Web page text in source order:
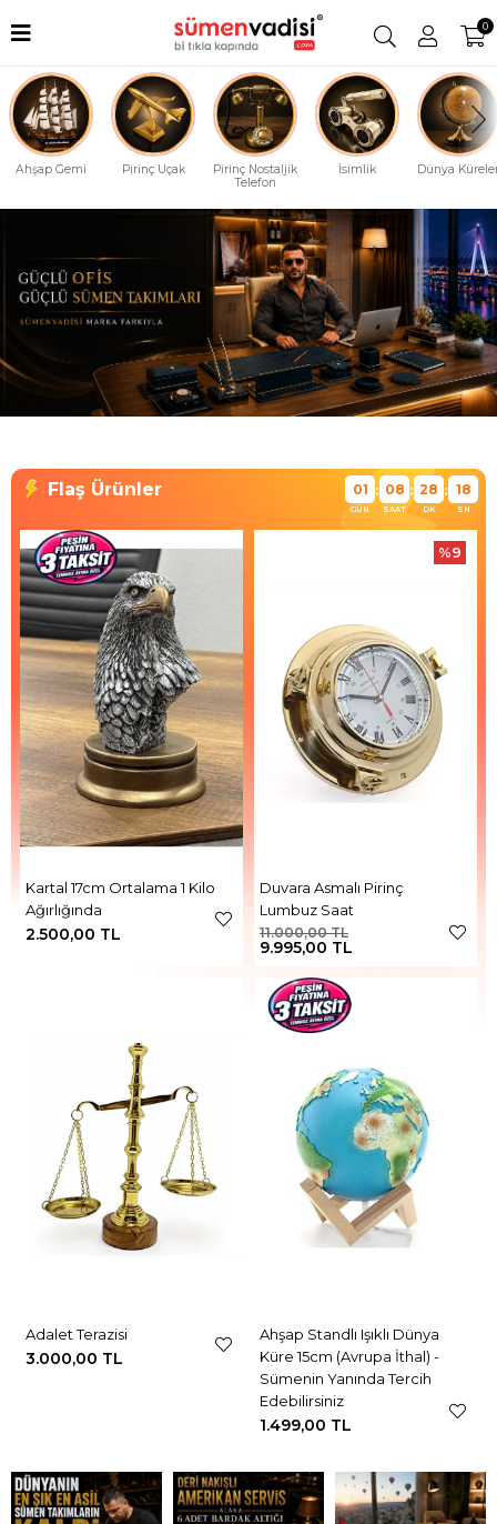
0
Ahşap Gemi Pirinç Uçak
Pirinç Nostaljik
Telefon
İsimlik Dünya
Kartal 17cm Ortalama 1 Kilo
Ağırlığında
2.500,00 TL
%9
Duvara Asmalı Pirinç
Lumbuz Saat
9.995,00 TL
11.000,00 TL
Adalet Terazisi
3.000,00 TL
Ahşap Standlı Işıklı Dünya
Küre 15cm (Avrupa İthal) -
Sümenin Yanında Tercih
Edebilirsiniz
1.499,00 TL
01
GÜN
: 08
SAAT
: 28
DK
: 17
SN